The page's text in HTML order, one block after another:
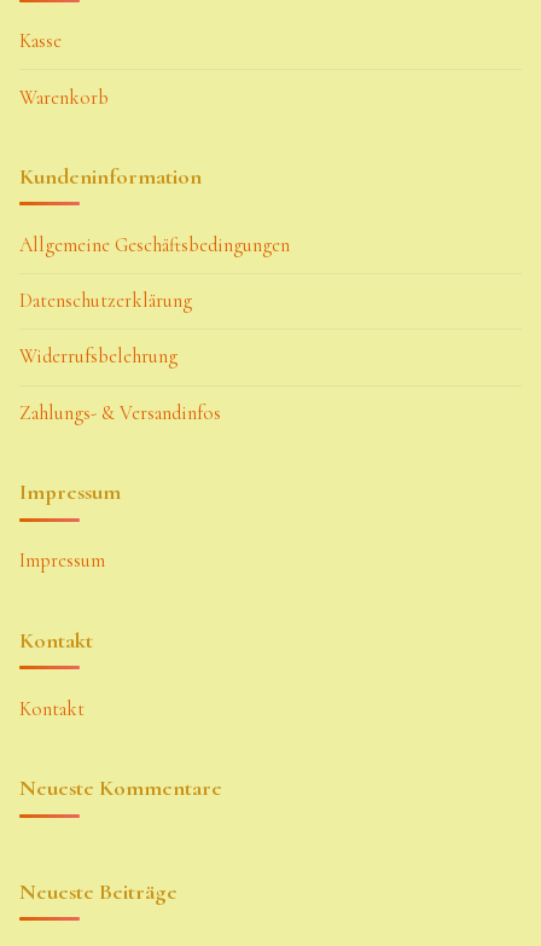
Kasse
Warenkorb
Kundeninformation
Allgemeine Geschäftsbedingungen
Datenschutzerklärung
Widerrufsbelehrung
Zahlungs- & Versandinfos
Impressum
Impressum
Kontakt
Kontakt
Neueste Kommentare
Neueste Beiträge